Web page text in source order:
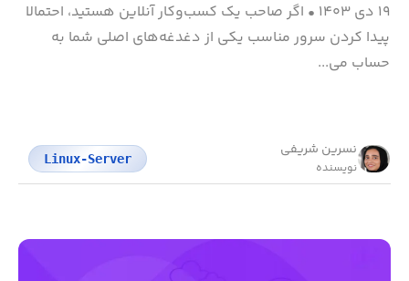
۱۹ دی ۱۴۰۳ • اگر صاحب یک کسب‌وکار آنلاین هستید، احتمالا
پیدا کردن سرور مناسب یکی از دغدغه‌های اصلی شما به
حساب می...
نسرین شریفی
نویسنده
Linux-Server